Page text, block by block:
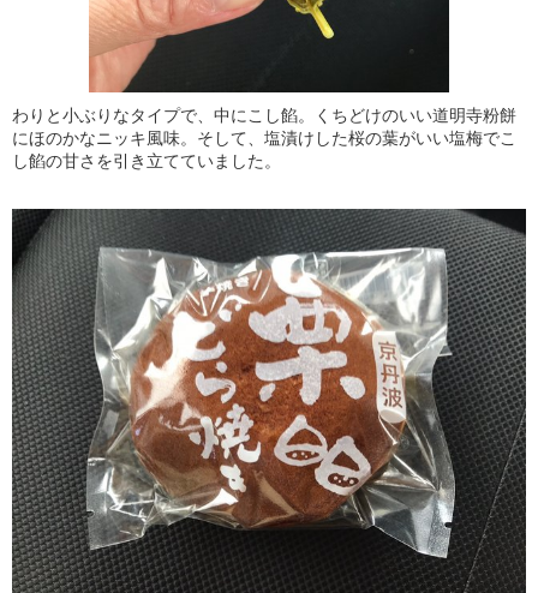
わりと小ぶりなタイプで、中にこし餡。くちどけのいい道明寺粉餅
にほのかなニッキ風味。そして、塩漬けした桜の葉がいい塩梅でこ
し餡の甘さを引き立てていました。